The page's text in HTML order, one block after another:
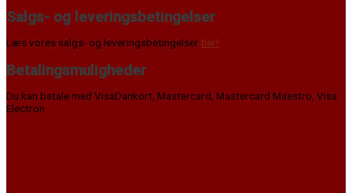
Salgs- og leveringsbetingelser
Læs vores salgs- og leveringsbetingelser her!
Betalingsmuligheder
Du kan betale med VisaDankort, Mastercard, Mastercard Maestro, Visa
Electron